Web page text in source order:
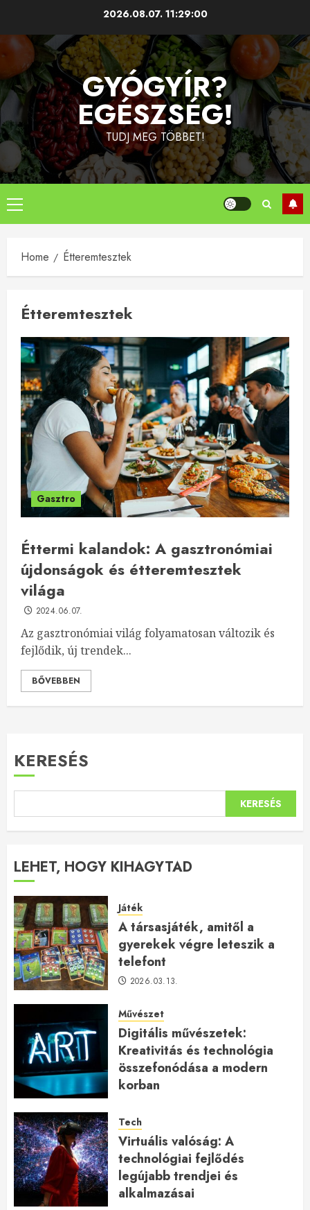
content
2026.08.07. 11:29:00
GYÓGYÍR?
EGÉSZSÉG!
TUDJ MEG TÖBBET!
Primary
Menu
Home Étteremtesztek
Étteremtesztek
Gasztro
Éttermi kalandok: A gasztronómiai
újdonságok és étteremtesztek
világa
2024.06.07.
Az gasztronómiai világ folyamatosan változik és
fejlődik, új trendek...
BŐVEBBEN
KERESÉS
KERESÉS
LEHET, HOGY KIHAGYTAD
Játék
A társasjáték, amitől a
gyerekek végre leteszik a
telefont
2026.03.13.
Művészet
Digitális művészetek:
Kreativitás és technológia
összefonódása a modern
korban
Tech
Virtuális valóság: A
technológiai fejlődés
legújabb trendjei és
alkalmazásai